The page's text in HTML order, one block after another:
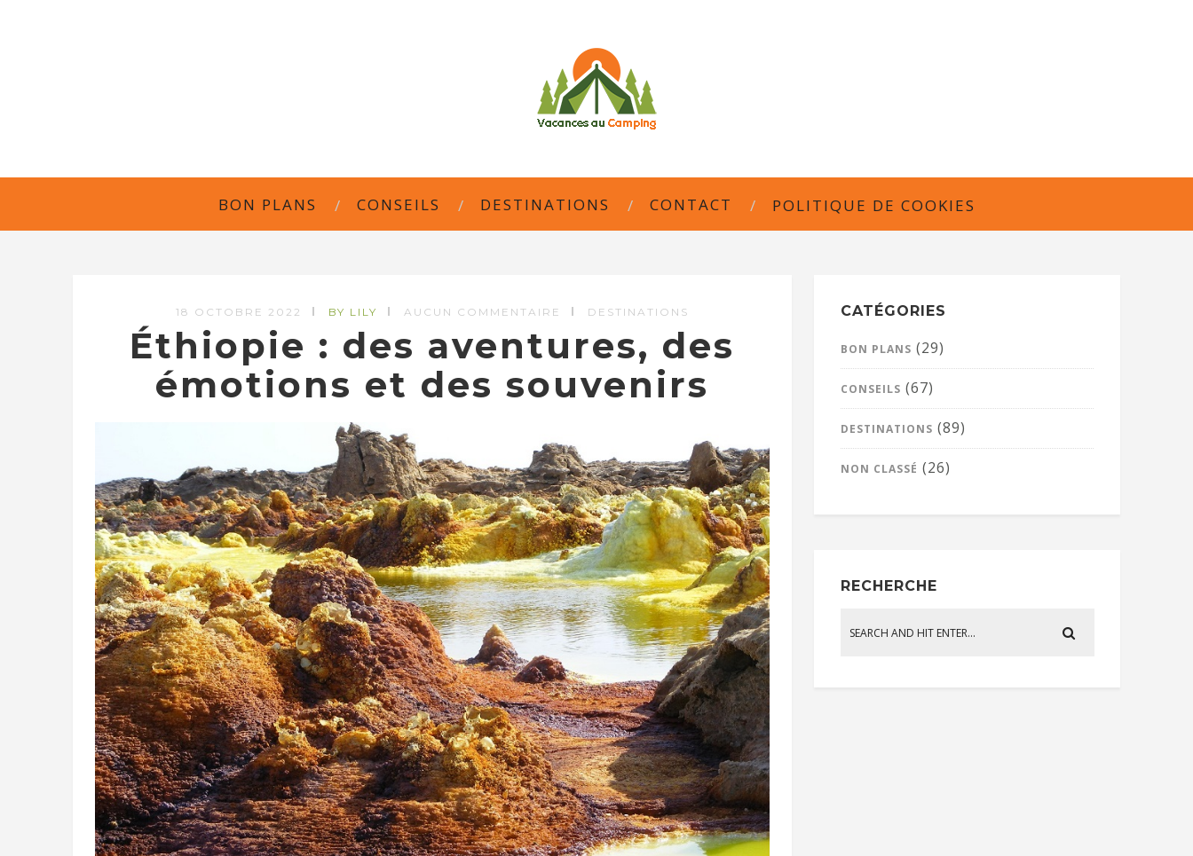
BON PLANS CONSEILS DESTINATIONS CONTACT POLITIQUE DE COOKIES
18 OCTOBRE 2022 BY LILY AUCUN COMMENTAIRE DESTINATIONS
Éthiopie : des aventures, des
émotions et des souvenirs
CATÉGORIES
BON PLANS (29)
CONSEILS (67)
DESTINATIONS (89)
NON CLASSÉ (26)
RECHERCHE